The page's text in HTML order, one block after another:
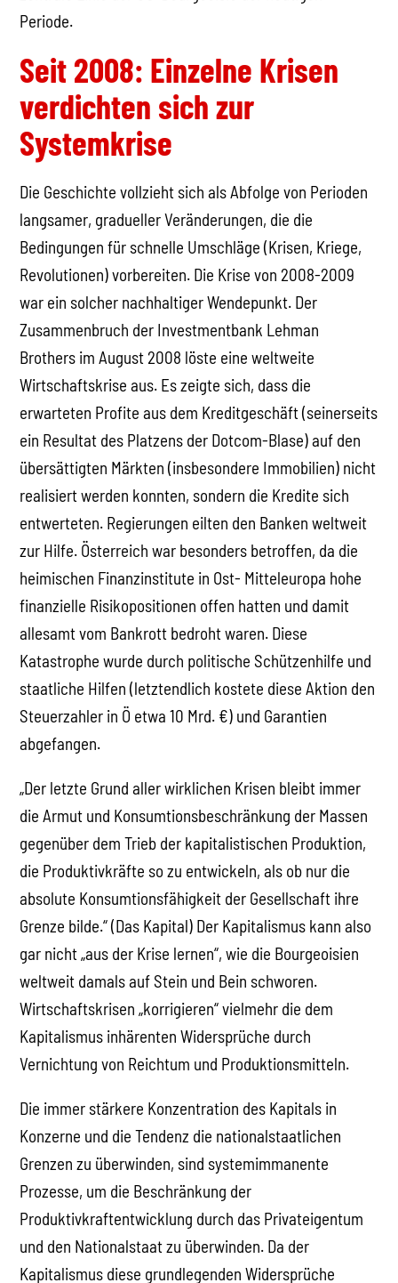
Periode.
Seit 2008: Einzelne Krisen
verdichten sich zur
Systemkrise
Die Geschichte vollzieht sich als Abfolge von Perioden
langsamer, gradueller Veränderungen, die die
Bedingungen für schnelle Umschläge (Krisen, Kriege,
Revolutionen) vorbereiten. Die Krise von 2008-2009
war ein solcher nachhaltiger Wendepunkt. Der
Zusammenbruch der Investmentbank Lehman
Brothers im August 2008 löste eine weltweite
Wirtschaftskrise aus. Es zeigte sich, dass die
erwarteten Profite aus dem Kreditgeschäft (seinerseits
ein Resultat des Platzens der Dotcom-Blase) auf den
übersättigten Märkten (insbesondere Immobilien) nicht
realisiert werden konnten, sondern die Kredite sich
entwerteten. Regierungen eilten den Banken weltweit
zur Hilfe. Österreich war besonders betroffen, da die
heimischen Finanzinstitute in Ost- Mitteleuropa hohe
finanzielle Risikopositionen offen hatten und damit
allesamt vom Bankrott bedroht waren. Diese
Katastrophe wurde durch politische Schützenhilfe und
staatliche Hilfen (letztendlich kostete diese Aktion den
Steuerzahler in Ö etwa 10 Mrd. €) und Garantien
abgefangen.
„Der letzte Grund aller wirklichen Krisen bleibt immer
die Armut und Konsumtionsbeschränkung der Massen
gegenüber dem Trieb der kapitalistischen Produktion,
die Produktivkräfte so zu entwickeln, als ob nur die
absolute Konsumtionsfähigkeit der Gesellschaft ihre
Grenze bilde.“ (Das Kapital) Der Kapitalismus kann also
gar nicht „aus der Krise lernen“, wie die Bourgeoisien
weltweit damals auf Stein und Bein schworen.
Wirtschaftskrisen „korrigieren“ vielmehr die dem
Kapitalismus inhärenten Widersprüche durch
Vernichtung von Reichtum und Produktionsmitteln.
Die immer stärkere Konzentration des Kapitals in
Konzerne und die Tendenz die nationalstaatlichen
Grenzen zu überwinden, sind systemimmanente
Prozesse, um die Beschränkung der
Produktivkraftentwicklung durch das Privateigentum
und den Nationalstaat zu überwinden. Da der
Kapitalismus diese grundlegenden Widersprüche